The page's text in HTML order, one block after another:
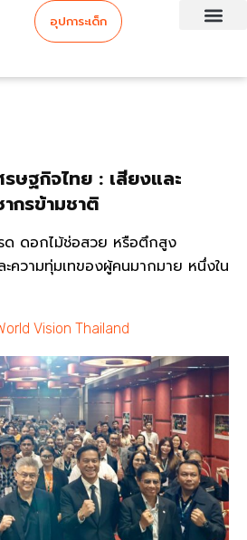
อุปการะเด็ก
ษฐกิจไทย : เสียงและ
กรข้ามชาติ
ด ดอกไม้ช่อสวย หรือตึกสูง
ความทุ่มเทของผู้คนมากมาย หนึ่งใน
Vision Thailand